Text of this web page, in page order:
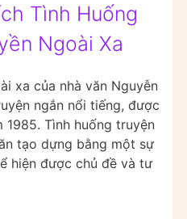
Tình Huống
Ngoài Xa
xa của nhà văn Nguyễn
ngắn nổi tiếng, được
1985. Tình huống truyện
tạo dựng bằng một sự
hiện được chủ đề và tư